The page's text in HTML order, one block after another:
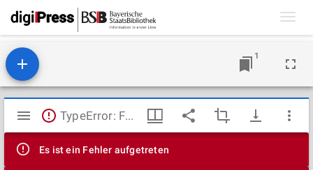
1
Mirador
Viewer
TypeError: Failed to fetch
Es ist ein Fehler aufgetreten